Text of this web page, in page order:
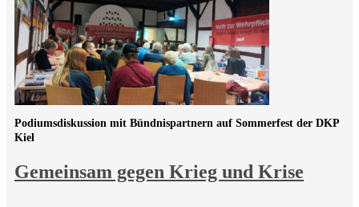
Gemeinsam gegen Krieg und Krise
Podiumsdiskussion mit Bündnispartnern auf Sommerfest der DKP
Kiel